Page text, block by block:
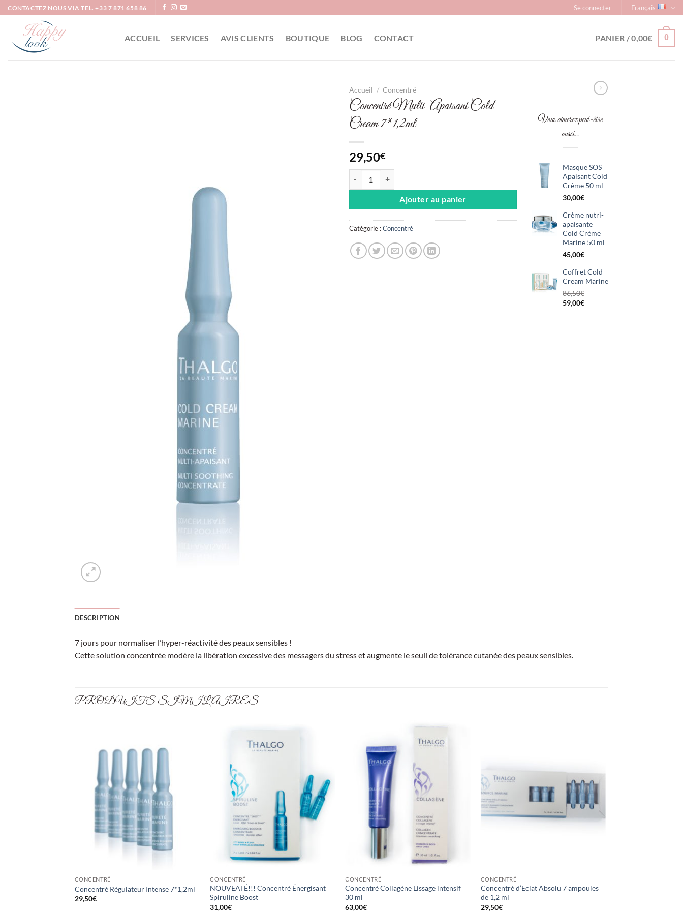
Passer
au
contenu
CONTACTEZ NOUS VIA TEL. +33 7 871 658 86 Se connecter Français
ACCUEIL SERVICES AVIS CLIENTS BOUTIQUE BLOG CONTACT PANIER /0,00€ 0
Accueil / Concentré
Concentré Multi-Apaisant Cold
Cream 7*1,2ml
29,50€
Ajouter au panier
Catégorie :Concentré
Vous aimerez peut-être
aussi…
Masque SOS
Apaisant Cold
Crème 50 ml
30,00€
Crème nutri-
apaisante
Cold Crème
Marine 50 ml
45,00€
Coffret Cold
Cream Marine
86,50€
Le
59,00€Le
DESCRIPTION
7 jours pour normaliser l’hyper-réactivité des peaux sensibles !
Cette solution concentrée modère la libération excessive des messagers du stress et augmente le seuil de tolérance cutanée des peaux sensibles.
PRODUITS SIMILAIRES
CONCENTRÉ
Concentré Régulateur Intense 7*1,2ml
29,50€
CONCENTRÉ
NOUVEATÉ!!! Concentré Énergisant
Spiruline Boost
31,00€
CONCENTRÉ
Concentré Collagène Lissage intensif
30 ml
63,00€
CONCENTRÉ
Concentré d’Eclat Absolu 7 ampoules
de 1,2 ml
29,50€